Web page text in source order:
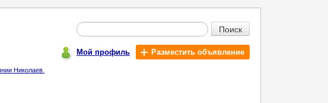
Поиск
Мой профиль Разместить объявление
Николаев.